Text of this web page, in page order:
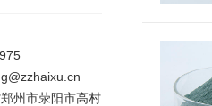
州市荥阳市高村